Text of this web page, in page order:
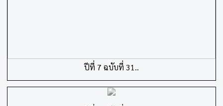
ปีที่ 7 ฉบับที่ 31..